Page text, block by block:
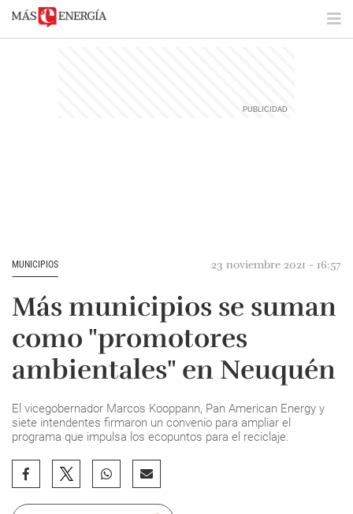
MUNICIPIOS 23 noviembre 2021 - 16:57
Más municipios se suman
como "promotores
ambientales" en Neuquén
El vicegobernador Marcos Kooppann, Pan American Energy y
siete intendentes firmaron un convenio para ampliar el
programa que impulsa los ecopuntos para el reciclaje.